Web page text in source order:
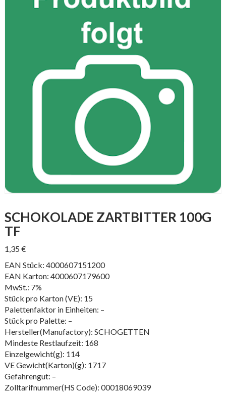
SCHOKOLADE ZARTBITTER 100G
TF
1,35 €
EAN Stück: 4000607151200
EAN Karton: 4000607179600
MwSt.: 7%
Stück pro Karton (VE): 15
Palettenfaktor in Einheiten: –
Stück pro Palette: –
Hersteller(Manufactory): SCHOGETTEN
Mindeste Restlaufzeit: 168
Einzelgewicht(g): 114
VE Gewicht(Karton)(g): 1717
Gefahrengut: –
Zolltarifnummer(HS Code): 00018069039